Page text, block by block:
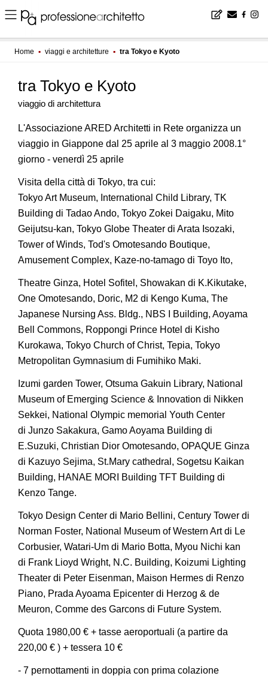
Home ▪ viaggi e architetture ▪ tra Tokyo e Kyoto
tra Tokyo e Kyoto
viaggio di architettura
L'Associazione ARED Architetti in Rete organizza un
viaggio in Giappone dal 25 aprile al 3 maggio 2008.1°
giorno - venerdì 25 aprile
Visita della città di Tokyo, tra cui:
Tokyo Art Museum, International Child Library, TK
Building di Tadao Ando, Tokyo Zokei Daigaku, Mito
Geijutsu-kan, Tokyo Globe Theater di Arata Isozaki,
Tower of Winds, Tod's Omotesando Boutique,
Amusement Complex, Kaze-no-tamago di Toyo Ito,
Theatre Ginza, Hotel Sofitel, Showakan di K.Kikutake,
One Omotesando, Doric, M2 di Kengo Kuma, The
Japanese Nursing Ass. Bldg., NBS I Building, Aoyama
Bell Commons, Roppongi Prince Hotel di Kisho
Kurokawa, Tokyo Church of Christ, Tepia, Tokyo
Metropolitan Gymnasium di Fumihiko Maki.
Izumi garden Tower, Otsuma Gakuin Library, National
Museum of Emerging Science & Innovation di Nikken
Sekkei, National Olympic memorial Youth Center
di Junzo Sakakura, Gamo Aoyama Building di
E.Suzuki, Christian Dior Omotesando, OPAQUE Ginza
di Kazuyo Sejima, St.Mary cathedral, Sogetsu Kaikan
Building, HANAE MORI Building TFT Building di
Kenzo Tange.
Tokyo Design Center di Mario Bellini, Century Tower di
Norman Foster, National Museum of Western Art di Le
Corbusier, Watari-Um di Mario Botta, Myou Nichi kan
di Frank Lioyd Wright, N.C. Building, Koizumi Lighting
Theater di Peter Eisenman, Maison Hermes di Renzo
Piano, Prada Ayoama Epicenter di Herzog & de
Meuron, Comme des Garcons di Future System.
Quota 1980,00 € + tasse aeroportuali (a partire da
220,00 € ) + tessera 10 €
- 7 pernottamenti in doppia con prima colazione